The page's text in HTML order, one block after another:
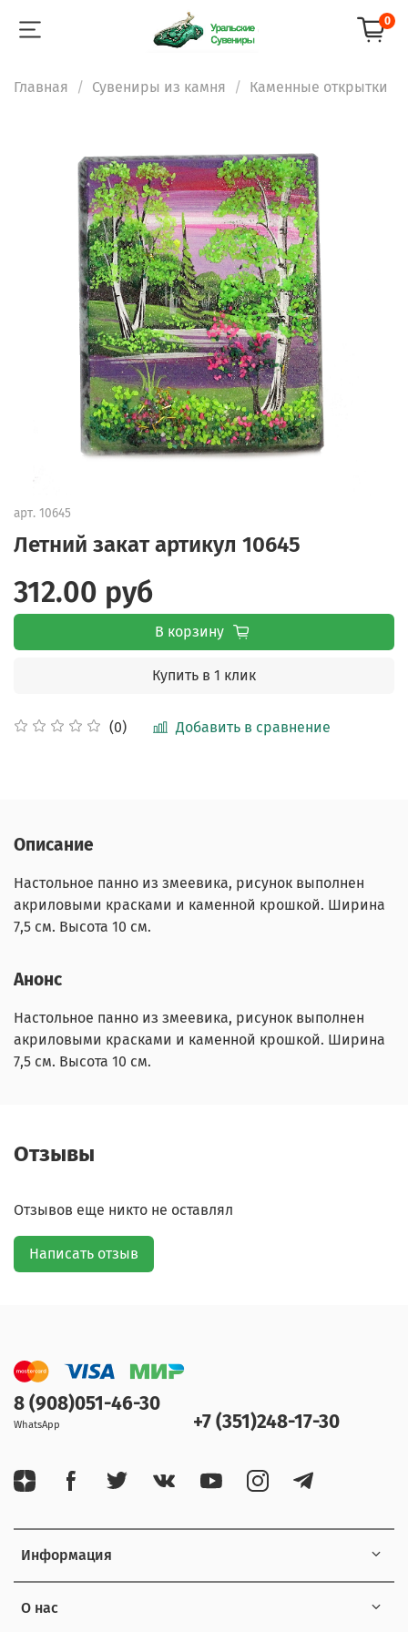
0
Главная Сувениры из камня Каменные открытки
арт. 10645
Летний закат артикул 10645
(0) Добавить в сравнение
312.00 руб
В корзину
Купить в 1 клик
Описание
Настольное панно из змеевика, рисунок выполнен
акриловыми красками и каменной крошкой. Ширина
7,5 см. Высота 10 см.
Анонс
Настольное панно из змеевика, рисунок выполнен
акриловыми красками и каменной крошкой. Ширина
7,5 см. Высота 10 см.
Отзывы
Отзывов еще никто не оставлял
Написать отзыв
Информация
О нас
8 (908)051-46-30
WhatsApp +7 (351)248-17-30